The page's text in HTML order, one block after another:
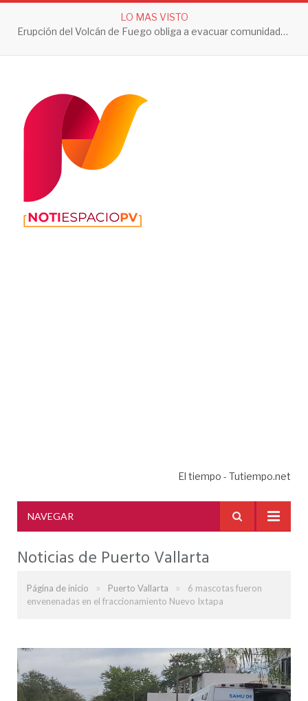
LO MAS VISTO
Erupción del Volcán de Fuego obliga a evacuar comunidades y mantiene en alerta a Guatemala
El tiempo - Tutiempo.net
NAVEGAR
Noticias de Puerto Vallarta
Página de inicio » Puerto Vallarta »
6 mascotas fueron
envenenadas en el fraccionamiento Nuevo Ixtapa